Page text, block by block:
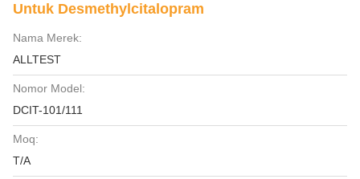
Untuk Desmethylcitalopram
Nama Merek:
ALLTEST
Nomor Model:
DCIT-101/111
Moq:
T/A